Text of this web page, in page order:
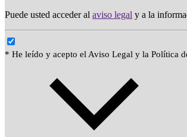
Puede usted acceder al aviso legal y a la
* He leído y acepto el Aviso Legal y la Política